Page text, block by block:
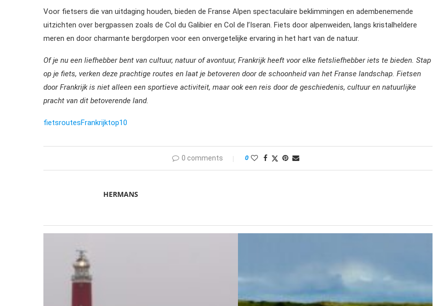
Voor fietsers die van uitdaging houden, bieden de Franse Alpen spectaculaire beklimmingen en adembenemende
uitzichten over bergpassen zoals de Col du Galibier en Col de l’Iseran. Fiets door alpenweiden, langs kristalheldere
meren en door charmante bergdorpen voor een onvergetelijke ervaring in het hart van de natuur.
Of je nu een liefhebber bent van cultuur, natuur of avontuur, Frankrijk heeft voor elke fietsliefhebber iets te bieden. Stap
op je fiets, verken deze prachtige routes en laat je betoveren door de schoonheid van het Franse landschap. Fietsen
door Frankrijk is niet alleen een sportieve activiteit, maar ook een reis door de geschiedenis, cultuur en natuurlijke
pracht van dit betoverende land.
fietsroutesFrankrijktop10
0 comments 0
HERMANS